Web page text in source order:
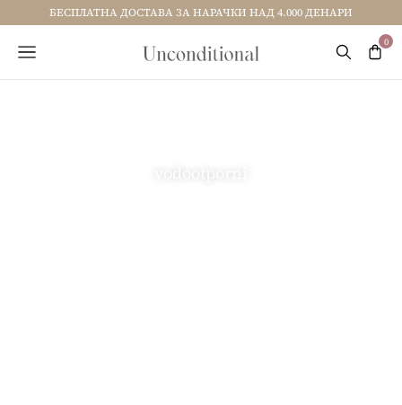
БЕСПЛАТНА ДОСТАВА ЗА НАРАЧКИ НАД 4.000 ДЕНАРИ